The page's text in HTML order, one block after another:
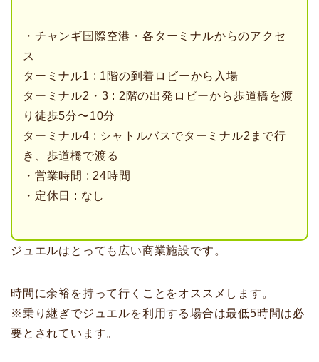
・チャンギ国際空港・各ターミナルからのアクセ
ス
ターミナル1 : 1階の到着ロビーから入場
ターミナル2・3 : 2階の出発ロビーから歩道橋を渡
り徒歩5分〜10分
ターミナル4 : シャトルバスでターミナル2まで行
き、歩道橋で渡る
・営業時間 : 24時間
・定休日 : なし
ジュエルはとっても広い商業施設です。
時間に余裕を持って行くことをオススメします。
※乗り継ぎでジュエルを利用する場合は最低5時間は必
要とされています。